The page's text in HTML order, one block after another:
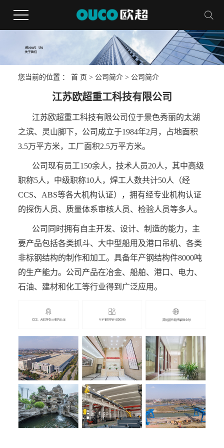
您当前的位置 ： 首 页 > 公司简介> 公司简介
江苏欧超重工科技有限公司
江苏欧超重工科技有限公司位于景色秀丽的太湖
之滨、灵山脚下，公司成立于1984年2月，占地面积
3.5万平方米，工厂面积2.5万平方米。
公司现有员工150余人，技术人员20人，其中高级
职称5人，中级职称10人，焊工人数共计50人（经
CCS、ABS等各大机构认证），拥有经专业机构认证
的探伤人员、质量体系审核人员、检验人员等多人。
公司同时拥有自主开发、设计、制造的能力，主
要产品包括各类抓斗、大中型船用及港口吊机、各类
非标钢结构的制作和加工。具备年产钢结构件8000吨
的生产能力。公司产品在冶金、船舶、港口、电力、
石油、建材和化工等行业得到广泛应用。